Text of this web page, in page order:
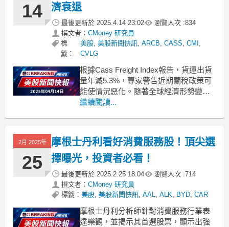
14
濟衰退
最後更新於 2025.4.14 23:02 瀏覽人次 :834
撰文者： CMoney 研究員
標
籤：
美股, 美股新聞快訊, ARCB, CASS, CMI ,
CVLG
根據Cass Freight Index報告，貨運出貨
量年減5.3%，專家警告近期關稅政策可
能使情況惡化。隨著全球經濟形勢變
遷，貨運行業正面臨嚴峻挑戰。根據
這一數字相較於二月份的5.5%略有改
善，但仍顯示出市
繼續閱讀...
2月 2025年
25
摩根士丹利看好消費服務股！頂尖選
擇曝光，投資者必看！
最後更新於 2025.2.25 18:04 瀏覽人次 :714
撰文者： CMoney 研究員
標籤： 美股, 美股新聞快訊, AAL, ALK, BYD, CAR
摩根士丹利分析師針對消費服務行業表
達樂觀，並揭示其首選股票，顯示出強